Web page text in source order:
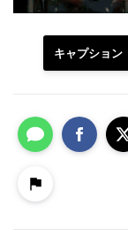
キャプション